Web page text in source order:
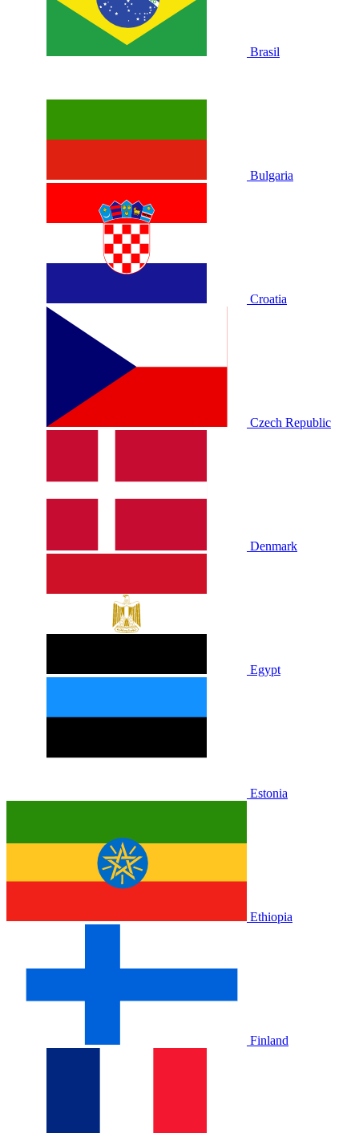
Brasil
Bulgaria
Croatia
Czech Republic
Denmark
Egypt
Estonia
Ethiopia
Finland